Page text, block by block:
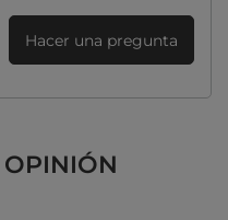
Hacer una pregunta
OPINIÓN